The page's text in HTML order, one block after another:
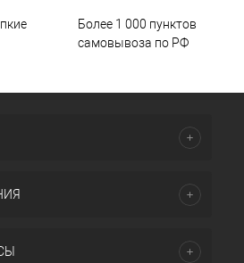
Более 1 000 пунктов
самовывоза по РФ